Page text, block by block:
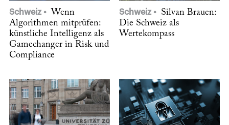
Schweiz
Wenn
Algorithmen mitprüfen:
künstliche Intelligenz als
Gamechanger in Risk und
Compliance
Schweiz
Silvan Brauen:
Die Schweiz als
Wertekompass